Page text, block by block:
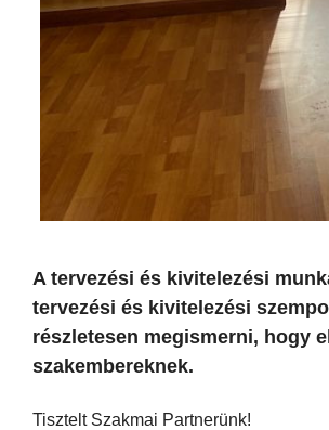
A tervezési és kivitelezési
tervezési és kivitelezési
részletesen megismerni, hogy
szakembereknek.
Tisztelt Szakmai Partnerünk!